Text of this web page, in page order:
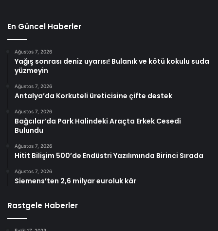
En Güncel Haberler
Ağustos 7, 2026
Yağış sonrası deniz uyarısı! Bulanık ve kötü kokulu suda
yüzmeyin
Ağustos 7, 2026
Antalya’da Korkuteli üreticisine çifte destek
Ağustos 7, 2026
Bağcılar’da Park Halindeki Araçta Erkek Cesedi
Bulundu
Ağustos 7, 2026
Hitit Bilişim 500’de Endüstri Yazılımında Birinci Sırada
Ağustos 7, 2026
Siemens’ten 2,6 milyar euroluk kâr
Rastgele Haberler